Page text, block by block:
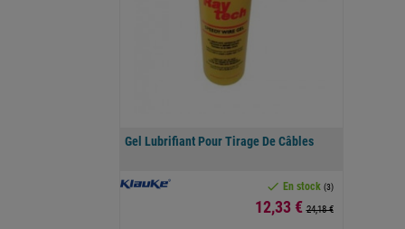
Gel Lubrifiant Pour Tirage De Câbles
 En stock (3)
12,33 € 24,18 €